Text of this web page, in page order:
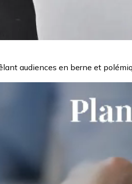
audiences en berne et